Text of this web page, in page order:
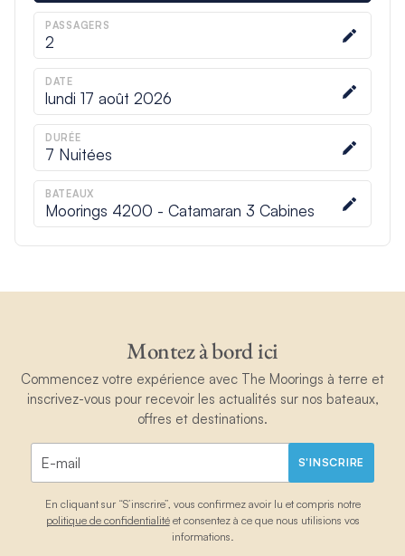
PASSAGERS
2
DATE
lundi 17 août 2026
DURÉE
7 Nuitées
BATEAUX
Moorings 4200 - Catamaran 3 Cabines
Montez à bord ici
Commencez votre expérience avec The Moorings à terre et
inscrivez-vous pour recevoir les actualités sur nos bateaux,
offres et destinations.
S'INSCRIRE
En cliquant sur “S’inscrire”, vous confirmez avoir lu et compris notre
politique de confidentialitéet consentez à ce que nous utilisions vos
informations.